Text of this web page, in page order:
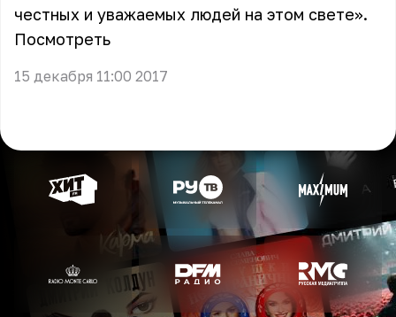
честных и уважаемых людей на этом свете».
Посмотреть
15 декабря 11:00 2017